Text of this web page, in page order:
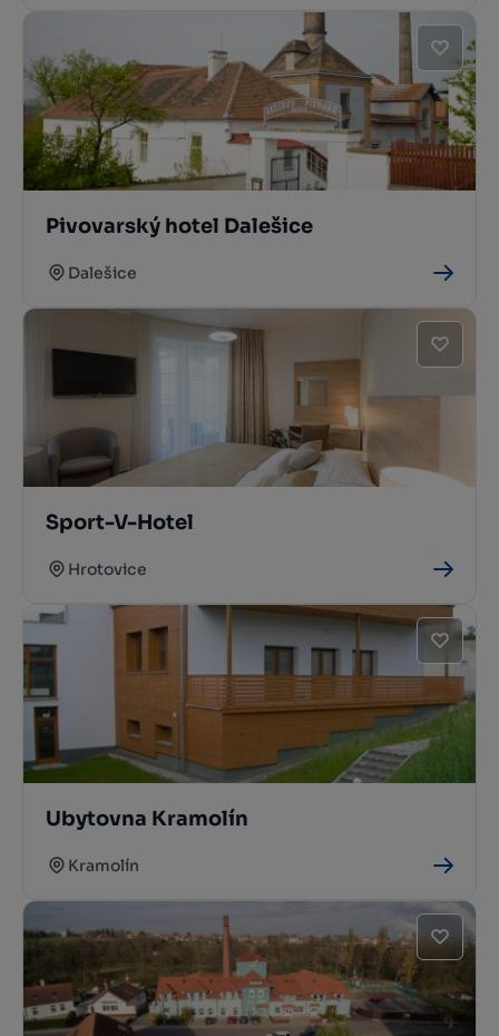
Pivovarský hotel Dalešice
Dalešice
Sport-V-Hotel
Hrotovice
Ubytovna Kramolín
Kramolín